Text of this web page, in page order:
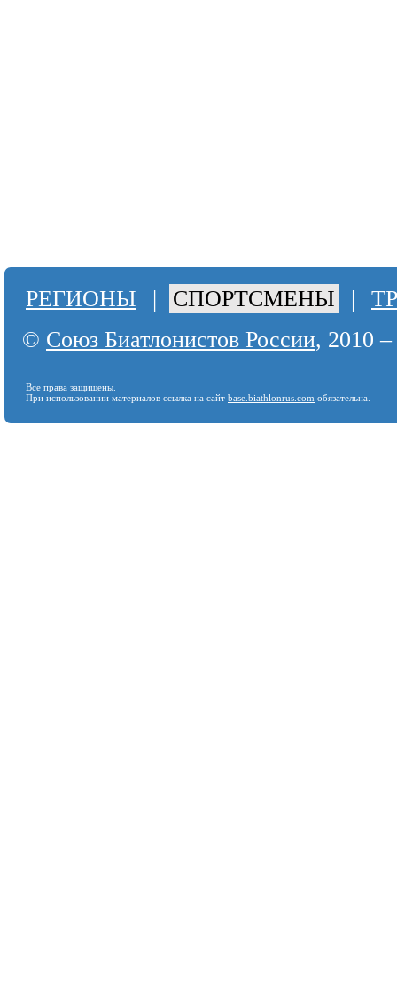
РЕГИОНЫ | СПОРТСМЕНЫ |
© Союз Биатлонистов России, 2010
Все права защищены.
При использовании материалов ссылка на сайт base.biathlonrus.com обязательна.